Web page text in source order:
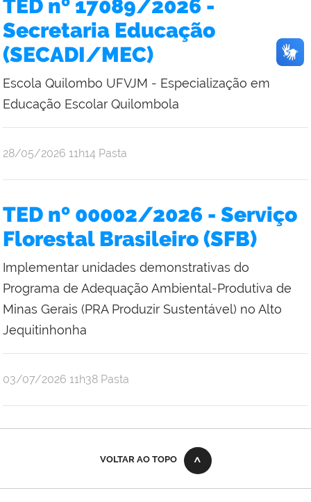
Bruce
TED nº 17089/2026 -
Secretaria Educação
(SECADI/MEC)
Escola Quilombo UFVJM - Especialização em
Educação Escolar Quilombola
por
Bruce
publicado
28/05/2026 11h14 Pasta
TED nº 00002/2026 - Serviço
Florestal Brasileiro (SFB)
Implementar unidades demonstrativas do
Programa de Adequação Ambiental-Produtiva de
Minas Gerais (PRA Produzir Sustentável) no Alto
Jequitinhonha
por
Costa
publicado
03/07/2026 11h38 Pasta
VOLTAR AO TOPO